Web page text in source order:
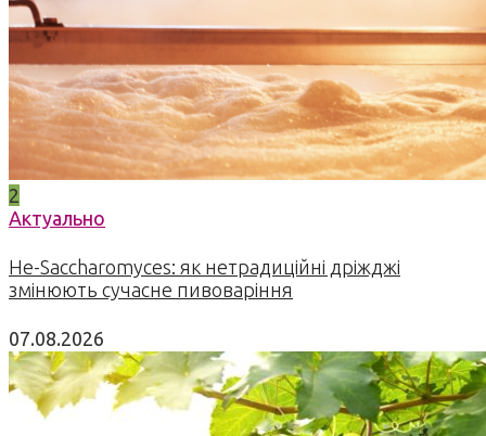
2
Актуально
Не-Saccharomyces: як нетрадиційні дріжджі
змінюють сучасне пивоваріння
07.08.2026